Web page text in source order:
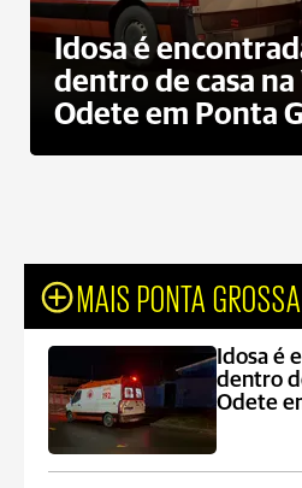
Idosa é
dentro de casa na
Odete em Ponta
MAIS PONTA GROSSA
Idosa é
dentro
Odete